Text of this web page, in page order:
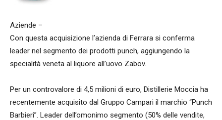
Aziende –
Con questa acquisizione l’azienda di Ferrara si conferma
leader nel segmento dei prodotti punch, aggiungendo la
specialità veneta al liquore all’uovo Zabov.
Per un controvalore di 4,5 milioni di euro, Distillerie Moccia ha
recentemente acquisito dal Gruppo Campari il marchio “Punch
Barbieri”. Leader dell’omonimo segmento (50% delle vendite,